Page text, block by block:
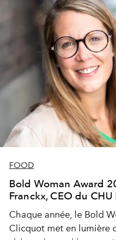
inspirants et leadership
FOOD
Bold Woman Award
Franckx, CEO du
Chaque année, le Bold
Clicquot met en lumière